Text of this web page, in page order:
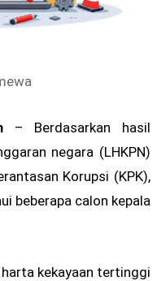
– Berdasarkan hasil
negara (LHKPN)
Korupsi (KPK),
beberapa calon kepala
kekayaan tertinggi